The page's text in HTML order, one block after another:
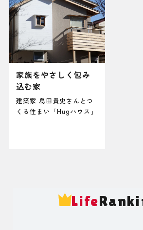
家族をやさしく包み
込む家
建築家 島田貴史さんとつ
くる住まい「Hugハウス」
Life